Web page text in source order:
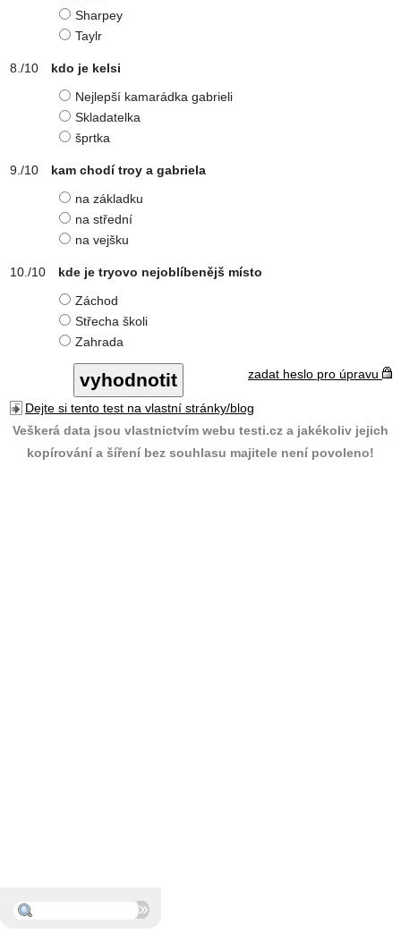
Sharpey
Taylr
kdo je kelsi
Nejlepší kamarádka gabrieli
Skladatelka
šprtka
kam chodí troy a gabriela
na základku
na střední
na vejšku
kde je tryovo nejoblíbenějš místo
Záchod
Střecha školi
Zahrada
zadat heslo pro úpravu
Dejte si tento test na vlastní stránky/blog
Veškerá data jsou vlastnictvím webu testi.cz a jakékoliv jejich
kopírování a šíření bez souhlasu majitele není povoleno!